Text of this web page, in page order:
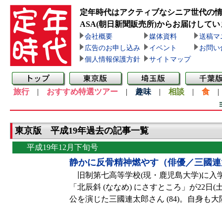
定年時代はアクティブなシニア世代の
ASA(朝日新聞販売所)からお届けしてい
会社概要 媒体資料
送稿マ
広告のお申し込み
イベント
お問い
個人情報保護方針
サイトマップ
旅行| おすすめ特選ツアー | 趣味 | 相談 | 食
東京版 平成19年過去の記事一覧
平成19年12月下旬号
静かに反骨精神燃やす（俳優／三國
旧制第七高等学校(現・鹿児島大学)に入
「北辰斜 (ななめ) にさすところ」が22日
公を演じた三國連太郎さん (84)。自身も